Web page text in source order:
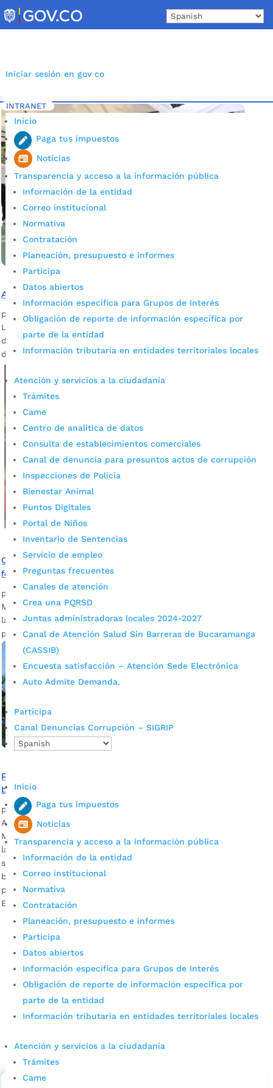
to
content
Iniciar sesión en gov co
INTRANET
Inicio
Paga tus impuestos
Noticias
Transparencia y acceso a la información pública
Información de la entidad
Correo institucional
Normativa
Contratación
Planeación, presupuesto e informes
Participa
Datos abiertos
Información específica para Grupos de Interés
Obligación de reporte de información específica por
parte de la entidad
Información tributaria en entidades territoriales locales
Atención y servicios a la ciudadanía
Trámites
Came
Centro de analítica de datos
Consulta de establecimientos comerciales
Canal de denuncia para presuntos actos de corrupción
Inspecciones de Policía
Bienestar Animal
Puntos Digitales
Portal de Niños
Inventario de Sentencias
Servicio de empleo
Preguntas frecuentes
Canales de atención
Crea una PQRSD
Juntas administradoras locales 2024-2027
Canal de Atención Salud Sin Barreras de Bucaramanga
(CASSIB)
Encuesta satisfacción – Atención Sede Electrónica
Auto Admite Demanda.
Participa
Canal Denuncias Corrupción – SIGRIP
Inicio
Paga tus impuestos
Noticias
Transparencia y acceso a la información pública
Información de la entidad
Correo institucional
Normativa
Contratación
Planeación, presupuesto e informes
Participa
Datos abiertos
Información específica para Grupos de Interés
Obligación de reporte de información específica por
parte de la entidad
Información tributaria en entidades territoriales locales
Atención y servicios a la ciudadanía
Trámites
Came
Inicio 5 Etiqueta: deporte
Así regresaron las escuelas de formación deportiva
por Daniel Leonardo Quintero Duarte Feb 6, 2022|
La Alcaldía trabaja en un proceso pedagógico de formación
deportiva con valores, alejando a los niños y jóvenes del
delito.
Con entrega de implementos deportivos, Alcaldía
fortalece el deporte y propicia entornos seguros
por Daniel Leonardo Quintero Duarte
Más de $440 millones en elementos fueron adquiridos por
la Secretaría del Interior para beneficiar a 2.620 niños en la
práctica del deporte.
Reabren pista para las jóvenes promesas del patinaje
bumangués
por Alcaldía de Bucaramanga
Acatando los protocolos de bioseguridad establecidos por el
Ministerio de Salud, el patinódromo Roberto García Peña de
la Ciudadela Real de Minas desde el pasado lunes 14 de
septiembre reabrió sus puertas a los deportistas
bumangueses. Descargar audios: Valeria González,
patinadora del Club Deportivo Pro Skate / Víctior Serrano
Esteves, entrenador del Club Deportivo Pro […]
Consulta aqui los pasos para inscribirse y solicitar un
cupo escolar en los colegios oficiales de